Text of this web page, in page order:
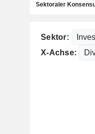
Sektoraler
Sektor:
X-Achse: